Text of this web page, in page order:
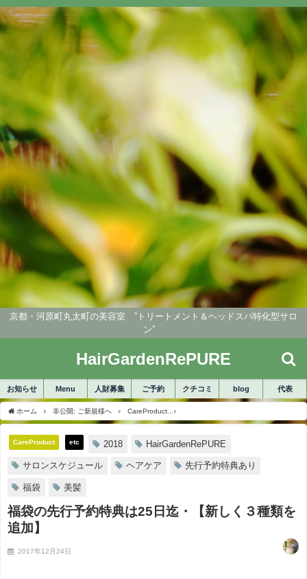
京都・河原町丸太町の美容室 ”トリートメント＆ヘッドスパ特化型サロ
ン”
HairGardenRePURE
お知らせ Menu 人財募集 ご予約 クチコミ blog 代表
ホーム 非公開: ご新規様へ CareProduct
CareProduct etc 2018 HairGardenRePURE
サロンスケジュール ヘアケア 先行予約特典あり
福袋 美髪
福袋の先行予約特典は25日迄・【新しく３種類を
追加】
2017年12月24日